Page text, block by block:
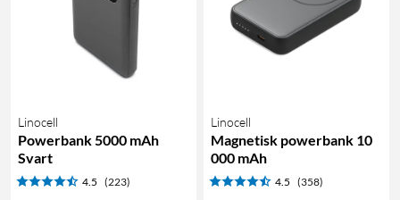
Linocell
Powerbank 5000 mAh
Svart
4.5 (223)
Linocell
Magnetisk powerbank 10
000 mAh
4.5 (358)